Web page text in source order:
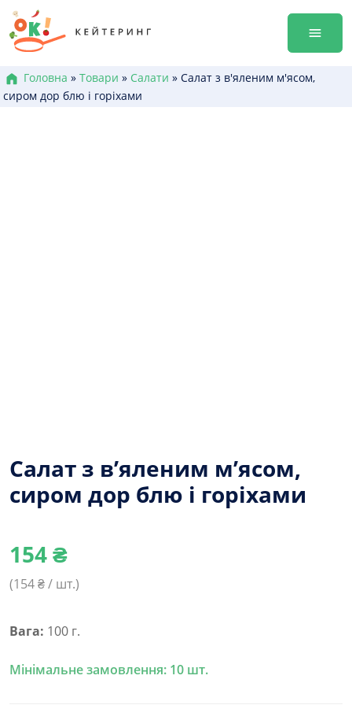
Перейти
до
змісту
Гала-
Меню
Головна » Товари » Салати » Салат з в'яленим м'ясом,
сиром дор блю і горіхами
Салат з в’яленим м’ясом,
сиром дор блю і горіхами
154₴
(154₴ / шт.)
Вага: 100 г.
Мінімальне замовлення: 10 шт.